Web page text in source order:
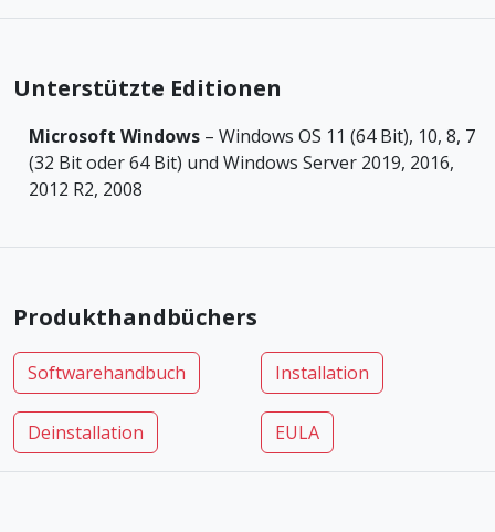
Unterstützte Editionen
Microsoft Windows – Windows OS 11 (64 Bit), 10, 8, 7
(32 Bit oder 64 Bit) und Windows Server 2019, 2016,
2012 R2, 2008
Produkthandbüchers
Softwarehandbuch Installation
Deinstallation EULA